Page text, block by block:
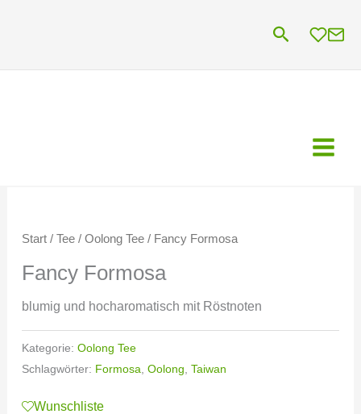
Suchen
Start/ Tee/ Oolong Tee/ Fancy Formosa
Fancy Formosa
blumig und hocharomatisch mit Röstnoten
Kategorie: Oolong Tee
Schlagwörter: Formosa Oolong Taiwan
Wunschliste